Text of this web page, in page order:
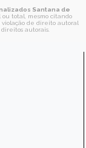
Santana de
total, mesmo citando
violação de direito autoral
autorais.